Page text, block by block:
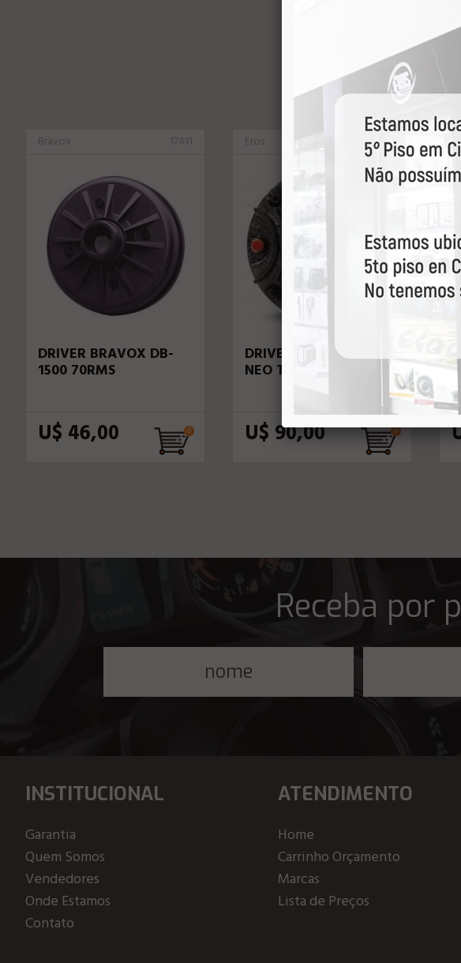
Bravox 17411
DRIVER BRAVOX DB-
1500 70RMS
U$ 46,00
Eros 16582
DRIVER EROS ETD-44
NEO TITANIUM 60RMS
U$ 90,00
Receba por
INSTITUCIONAL
Garantia
Quem Somos
Vendedores
Onde Estamos
Contato
ATENDIMENTO
Home
Carrinho Orçamento
Marcas
Lista de Preços